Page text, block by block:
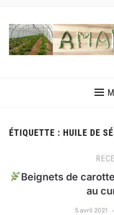
ÉTIQUETTE : HUILE DE
Beignets de
au
5 avril 2021